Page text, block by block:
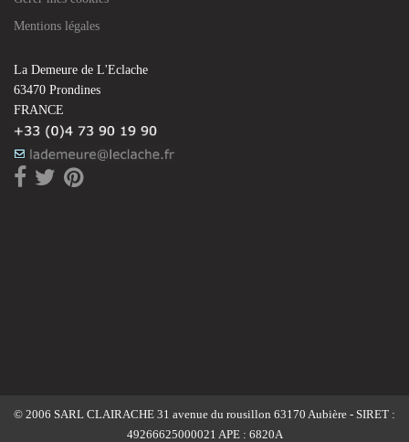
Mentions légales
La Demeure de L'Eclache
63470 Prondines
FRANCE
© 2006 SARL CLAIRACHE 31 avenue du rousillon 63170 Aubière - SIRET :
49266625000021 APE : 6820A